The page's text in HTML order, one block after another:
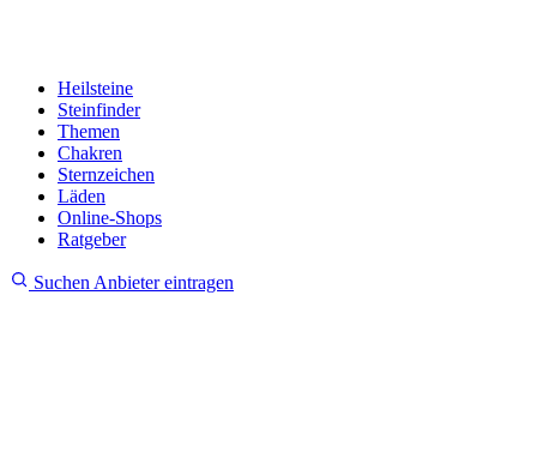
Heilsteine
Steinfinder
Themen
Chakren
Sternzeichen
Läden
Online-Shops
Ratgeber
Suchen Anbieter eintragen